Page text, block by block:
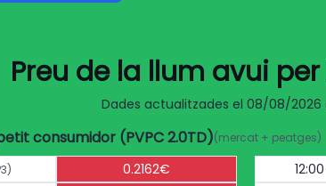
Preu de la llum avui
Dades actualitzades el 08/08/2026
consumidor (PVPC 2.0TD)(mercat + peatges)
0.2162€